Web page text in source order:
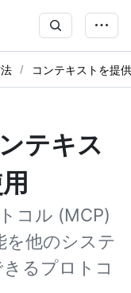
コンテキストを提
テキス
コル (MCP)
を他のシステ
るプロトコ